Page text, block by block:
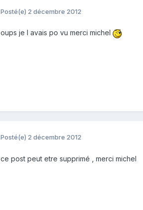
Posté(e) 2 décembre 2012
oups je l avais po vu merci michel
Posté(e) 2 décembre 2012
ce post peut etre supprimé , merci michel